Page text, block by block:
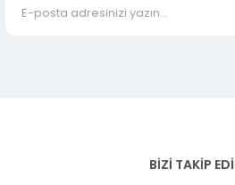
BİZİ TAKİP